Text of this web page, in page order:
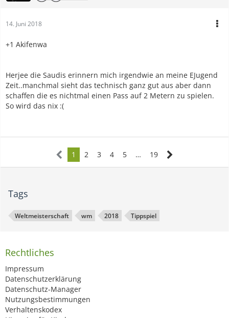
14. Juni 2018
+1 Akifenwa
Herjee die Saudis erinnern mich irgendwie an meine EJugend
Zeit..manchmal sieht das technisch ganz gut aus aber dann
schaffen die es nichtmal einen Pass auf 2 Metern zu spielen.
So wird das nix :(
1 2 3 4 5 … 19
Tags
Weltmeisterschaft wm 2018 Tippspiel
Rechtliches
Impressum
Datenschutzerklärung
Datenschutz-Manager
Nutzungsbestimmungen
Verhaltenskodex